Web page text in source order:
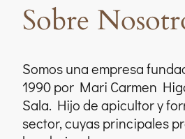
Sobre
Somos una empresa
1990 por Mari Carmen
Sala. Hijo de apicultor y
sector, cuyas principales